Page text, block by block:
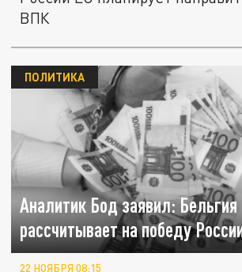
ВПК
Аналитик Бод заявил: Бельгия
рассчитывает на победу
ПОЛИТИКА
22 НОЯБРЯ 08:15